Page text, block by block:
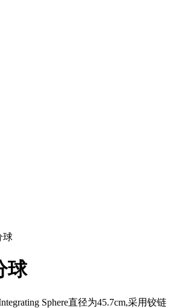
球
Sphere直径为45.7cm,采用铰链